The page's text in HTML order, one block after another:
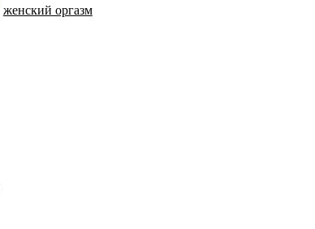
женский оргазм